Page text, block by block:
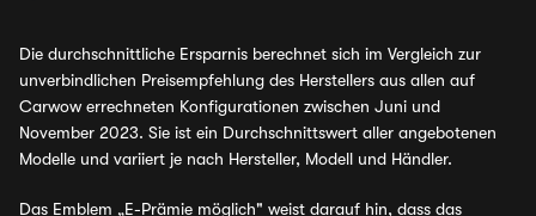
Die durchschnittliche Ersparnis berechnet sich im Vergleich zur
unverbindlichen Preisempfehlung des Herstellers aus allen auf
Carwow errechneten Konfigurationen zwischen Juni und
November 2023. Sie ist ein Durchschnittswert aller angebotenen
Modelle und variiert je nach Hersteller, Modell und Händler.
Das Emblem „E-Prämie möglich" weist darauf hin, dass das